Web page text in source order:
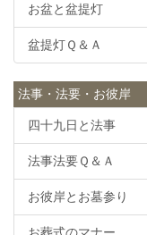
お盆と盆提灯
盆提灯Ｑ＆Ａ
法事・法要・お彼岸
四十九日と法事
法事法要Ｑ＆Ａ
お彼岸とお墓参り
お葬式のマナー